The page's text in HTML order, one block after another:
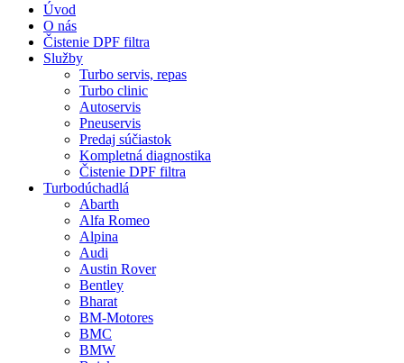
Úvod
O nás
Čistenie DPF filtra
Služby
Turbo servis, repas
Turbo clinic
Autoservis
Pneuservis
Predaj súčiastok
Kompletná diagnostika
Čistenie DPF filtra
Turbodúchadlá
Abarth
Alfa Romeo
Alpina
Audi
Austin Rover
Bentley
Bharat
BM-Motores
BMC
BMW